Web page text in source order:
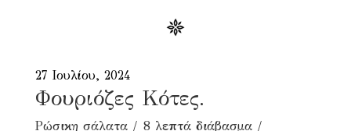
27 Ιουλίου, 2024
Φουριόζες Κότες.
Ρώσικη σάλατα 8 λεπτά διάβασμα